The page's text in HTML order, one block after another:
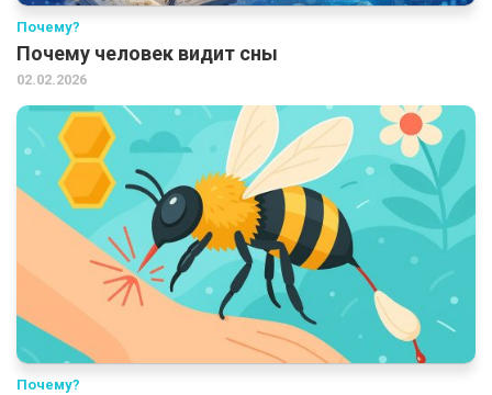
Почему?
Почему человек видит сны
02.02.2026
Почему?